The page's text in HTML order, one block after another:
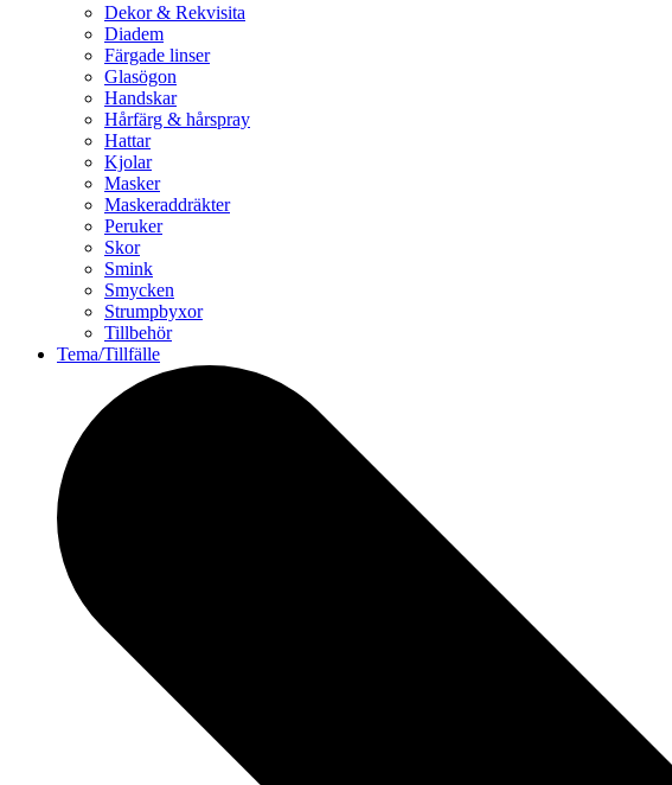
Dekor & Rekvisita
Diadem
Färgade linser
Glasögon
Handskar
Hårfärg & hårspray
Hattar
Kjolar
Masker
Maskeraddräkter
Peruker
Skor
Smink
Smycken
Strumpbyxor
Tillbehör
Tema/Tillfälle